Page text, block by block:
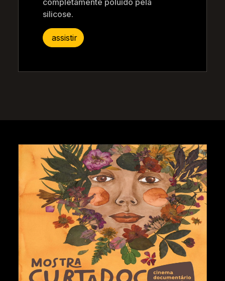
completamente poluído pela
silicose.
assistir